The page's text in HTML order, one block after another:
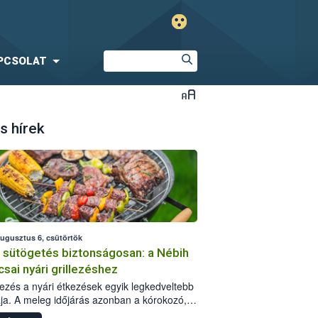
hírek
6, csütörtök
sütögetés biztonságosan: a Nébih
nyári grillezéshez
a nyári étkezések egyik legkedveltebb
A meleg időjárás azonban a kórokozó,
okozó baktériumok gyorsabb